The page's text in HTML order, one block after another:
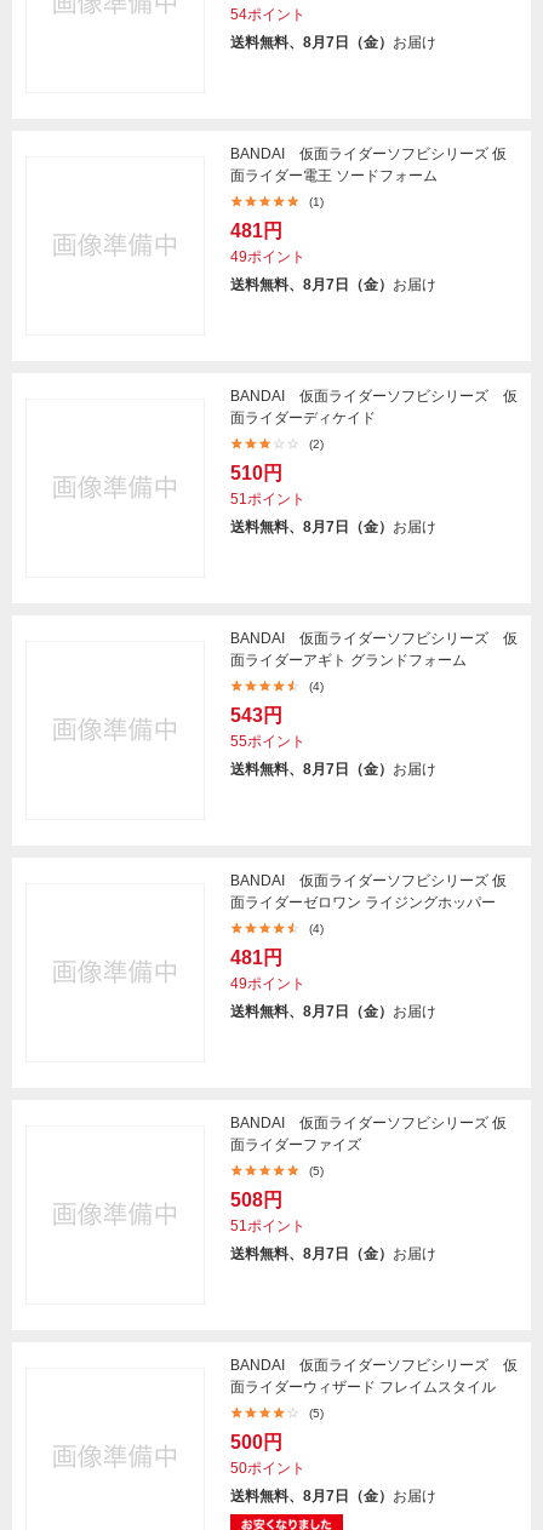
54ポイント
送料無料、8月7日（金） お届け
BANDAI 仮面ライダーソフビシリーズ 仮
面ライダー電王 ソードフォーム
(1)
481円
49ポイント
送料無料、8月7日（金） お届け
BANDAI 仮面ライダーソフビシリーズ 仮
面ライダーディケイド
(2)
510円
51ポイント
送料無料、8月7日（金） お届け
BANDAI 仮面ライダーソフビシリーズ 仮
面ライダーアギト グランドフォーム
(4)
543円
55ポイント
送料無料、8月7日（金） お届け
BANDAI 仮面ライダーソフビシリーズ 仮
面ライダーゼロワン ライジングホッパー
(4)
481円
49ポイント
送料無料、8月7日（金） お届け
BANDAI 仮面ライダーソフビシリーズ 仮
面ライダーファイズ
(5)
508円
51ポイント
送料無料、8月7日（金） お届け
BANDAI 仮面ライダーソフビシリーズ 仮
面ライダーウィザード フレイムスタイル
(5)
500円
50ポイント
送料無料、8月7日（金） お届け